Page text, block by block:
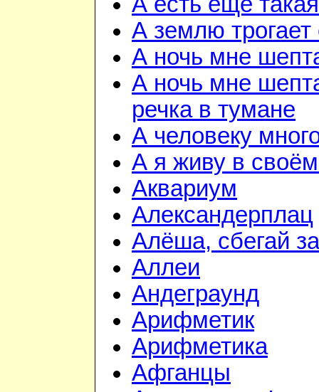
А землю трогает
А ночь мне
А ночь мне
речка в тумане
А человеку
А я живу в своём
Аквариум
Александерплац
Алёша, сбегай
Аллеи
Андеграунд
Арифметик
Арифметика
Афганцы